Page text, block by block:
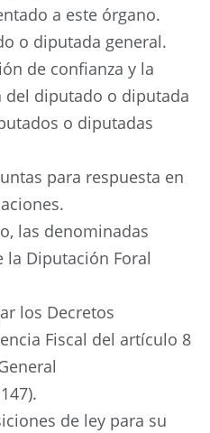
a este órgano.
o diputada general.
de confianza y la
del diputado o diputada
o diputadas
para respuesta en
las denominadas
la Diputación Foral
los Decretos
Fiscal del artículo 8
de ley para su